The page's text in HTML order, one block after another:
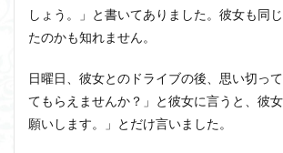
しょう。」と書いてありました。彼女も同
たのかも知れません。
日曜日、彼女とのドライブの後、思い切っ
てもらえませんか？」と彼女に言うと、彼
願いします。」とだけ言いました。